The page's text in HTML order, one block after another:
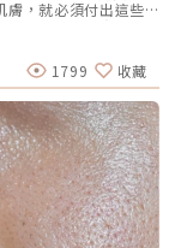
膚質及保養習慣相
程方案，確保治療成
Profhilo在第一年完
會在體內逐漸代謝，
的生物刺激作用能持
活化功能會逐漸降
長與環境壓力，皮膚細
激活肌膚，維持年輕
次Profhilo注射（間
保濕度均有顯著提
皺紋減少、肌膚更緊
et al., 2022）璞
如阿斯匹靈、維他命
夜與重度壓力術後：
，還需要美音二代對
恢復線條的俐落感。
說美國音波非常
一代美國音波因其能
實是一大挑戰。但
推崇，關鍵就在於它
優化了能量輸出的波
，我發現客人的耐受度
時間：治療當下因組
峰效果會在術後 2–3
維持時間：在規律的
。四、 蔡醫師的減齡
」的音波，但我始終堅
量可能造成脂肪萎縮
膚，就必須付出這些
了劃時代的突破。
治療的 AviClear 戰
用，透過專利
。 這篇文章將帶你
治療的差異、療程細
是否適合自己。為什麼
AviClear 戰痘雷射之
青春痘的生成機制主要
飲食或基因影響，皮
法正常代謝，與油脂
無氧毛孔成為痤瘡桿
細菌代謝物引發免疫
痘痘。在這四個環節
1799 收藏